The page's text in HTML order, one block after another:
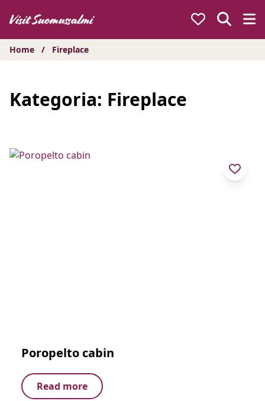
sisältöön
Home / Fireplace
Kategoria: Fireplace
Poropelto cabin
Read more